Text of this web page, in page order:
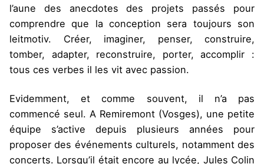
l’aune des anecdotes des projets passés pour
comprendre que la conception sera toujours son
leitmotiv. Créer, imaginer, penser, construire,
tomber, adapter, reconstruire, porter, accomplir :
tous ces verbes il les vit avec passion.
Evidemment, et comme souvent, il n’a pas
commencé seul. A Remiremont (Vosges), une petite
équipe s’active depuis plusieurs années pour
proposer des événements culturels, notamment des
concerts. Lorsqu’il était encore au lycée, Jules Colin